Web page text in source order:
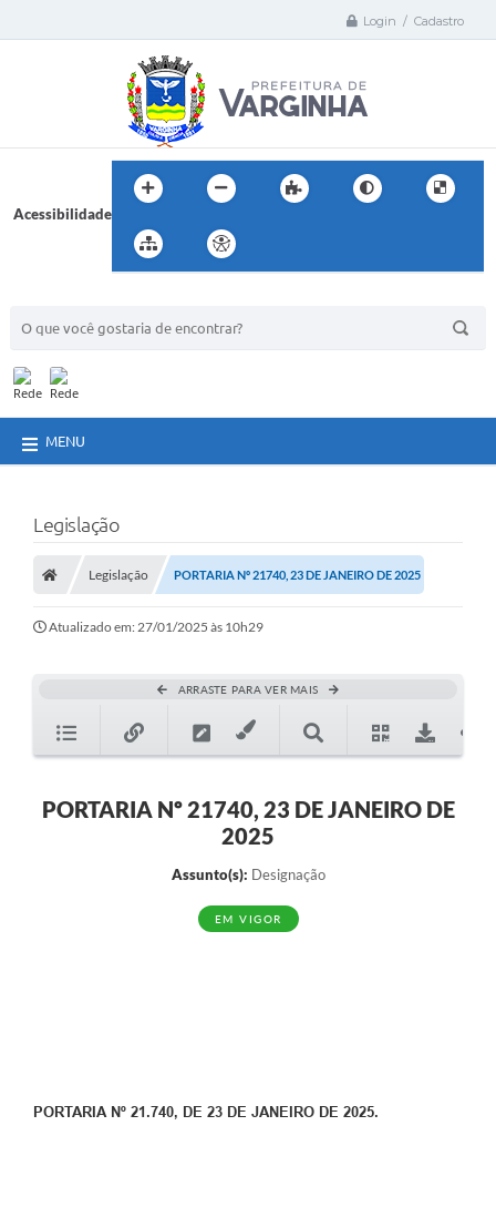
Login / Cadastro
Acessibilidade
MENU
Legislação
Legislação PORTARIA Nº 21740, 23 DE JANEIRO DE 2025
Atualizado em: 27/01/2025 às 10h29
ARRASTE PARA VER MAIS
PORTARIA Nº 21740, 23 DE JANEIRO DE
2025
Assunto(s): Designação
EM VIGOR
PORTARIA Nº 21.740, DE 23 DE JANEIRO DE 2025.